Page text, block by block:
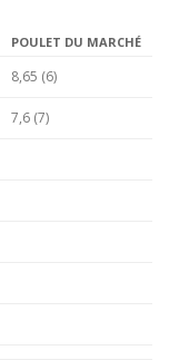
POULET DU MARCHÉ
8,65 (6)
7,6 (7)